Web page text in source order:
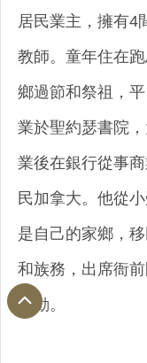
居民業主，擁有4
教師。童年住在
鄉過節和祭祖，
業於聖約瑟書院
業後在銀行從事
民加拿大。他從
是自己的家鄉，
和族務，出席衙
活動。